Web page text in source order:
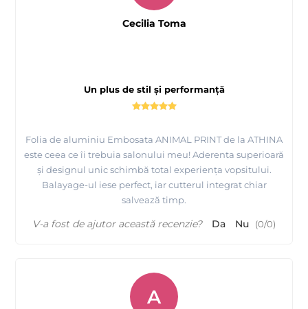
Un plus de stil și performanță
Folia de aluminiu Embosata ANIMAL PRINT de la ATHINA
este ceea ce îi trebuia salonului meu! Aderenta superioară
și designul unic schimbă total experiența vopsitului.
Balayage-ul iese perfect, iar cutterul integrat chiar
salvează timp.
Cecilia Toma
V-a fost de ajutor această recenzie? Da Nu (0/0)
A